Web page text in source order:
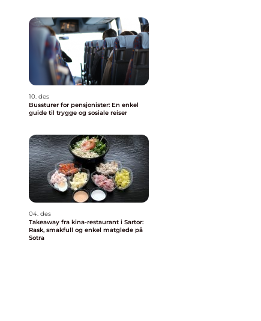
10. des
Bussturer for pensjonister: En enkel
guide til trygge og sosiale reiser
04. des
Takeaway fra kina-restaurant i Sartor:
Rask, smakfull og enkel matglede på
Sotra